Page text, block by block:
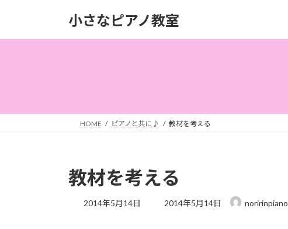
小さなピアノ教室
HOME ピアノと共に♪ 教材を考える
教材を考える
2014年5月14日
最
2014年5月14日 noririnpiano